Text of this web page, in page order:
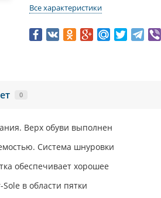
Все характеристики
0
Верх обуви выполнен
Система шнуровки
обеспечивает хорошее
в области пятки